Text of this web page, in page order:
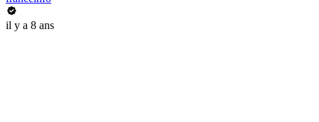
il y a 8 ans